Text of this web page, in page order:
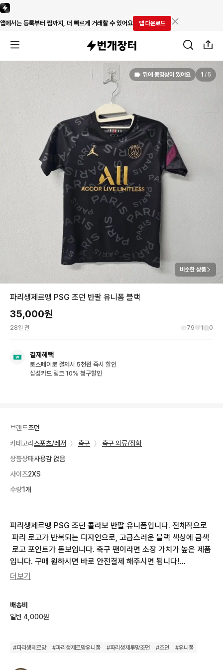
앱에서는 등록부터 찜까지, 더 빠르게 거래할 수 있어요 앱 다운로드
뒤에 동영상이 있어요 1 /5
비슷한 상품
파리생제르맹 PSG 조던 반팔 유니폼 블랙
35,000원
28일 전 79 1 0
결제혜택
토스페이로 결제시 5천원 즉시 할인
삼성카드 링크 10% 청구할인
브랜드조던
카테고리 스포츠/레저 〉 축구 〉
축구 의류/잡화
상품상태사용감 없음
사이즈2XS
수량1개
파리생제르맹 PSG 조던 콜라보 반팔 유니폼입니다. 전체적으로
파리 로고가 반복되는 디자인으로, 고급스러운 블랙 색상에 금색
로고 포인트가 돋보입니다. 축구 팬이라면 소장 가치가 높은 제품
입니다. 구매 원하시면 바로 안전결제 해주시면 됩니다!
아이들이 입을수있는 M사이즈입니다
1. 빈티지 특성상 환불 반품 교환 불가능합니다
2. 빈티지 특성상 작은 오염/데미지 있을 수 있습니다(발송 전 문
더보기
배송비
일반 4,000원
#파리생제르망 #파리생제르망유니폼 #파리생제루망조던 #조던 #유니폼